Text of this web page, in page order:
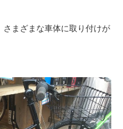
まざまな車体に取り付けが